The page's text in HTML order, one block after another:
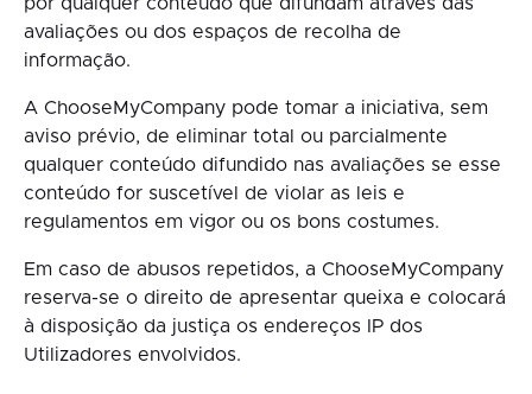
avaliações ou dos espaços de recolha de
informação.
A ChooseMyCompany pode tomar a iniciativa, sem
aviso prévio, de eliminar total ou parcialmente
qualquer conteúdo difundido nas avaliações se esse
conteúdo for suscetível de violar as leis e
regulamentos em vigor ou os bons costumes.
Em caso de abusos repetidos, a ChooseMyCompany
reserva-se o direito de apresentar queixa e colocará
à disposição da justiça os endereços IP dos
Utilizadores envolvidos.